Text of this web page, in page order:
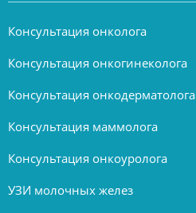
Консультация онколога
Консультация онкогинеколога
Консультация онкодерматолога
Консультация маммолога
Консультация онкоуролога
УЗИ молочных желез